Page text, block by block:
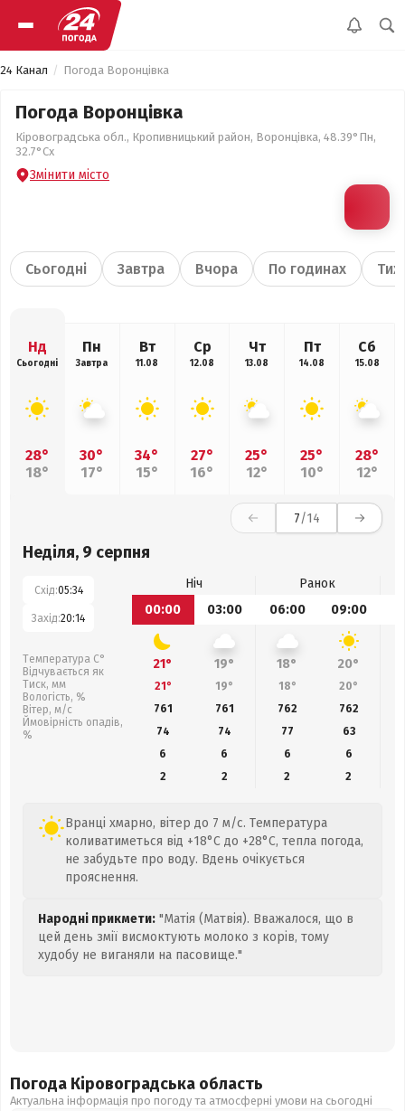
24 Канал Погода Воронцівка
Погода Воронцівка
Кіровоградська обл., Кропивницький район, Воронцівка, 48.39°Пн,
32.7°Сх
Змінити місто
Сьогодні Завтра Вчора По годинах
Нд
Сьогодні
28°
18°
Пн
Завтра
30°
17°
Вт
11.08
34°
15°
Ср
12.08
27°
16°
Чт
13.08
25°
12°
Пт
14.08
25°
10°
Сб
15.08
28°
12°
7/14
Неділя, 9 серпня
Схід:05:34
Захід:20:14
Температура С°
Відчувається як
Тиск, мм
Вологість, %
Вітер, м/с
Ймовірність опадів,
%
Ніч
Ранок
00:00
03:00 06:00 09:00
21° 19° 18° 20°
21° 19° 18° 20°
761
761 762 762
74
74 77 63
6
6 6
6
2
2 2 2
Вранці хмарно, вітер до 7 м/с. Температура
коливатиметься від +18°C до +28°C, тепла погода,
не забудьте про воду. Вдень очікується
прояснення.
Народні прикмети: "Матія (Матвія). Вважалося, що в
цей день змії висмоктують молоко з корів, тому
худобу не виганяли на пасовище."
Погода Кіровоградська область
Актуальна інформація про погоду та атмосферні умови на сьогодні